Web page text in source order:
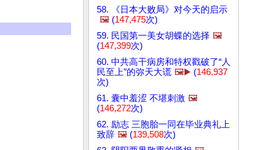
58. 《日本大败局》对今天的启示
🖼️ (147,475次)
59. 民国第一美女胡蝶的选择 🖼️
(147,399次)
60. 中共高干病房和特权戳破了“人
民至上”的弥天大谎 🖼️▶️ (146,937
次)
61. 囊中羞涩 不堪刺激 🖼️
(146,272次)
62. 励志 三胞胎一同在毕业典礼上
致辞 🖼️ (139,508次)